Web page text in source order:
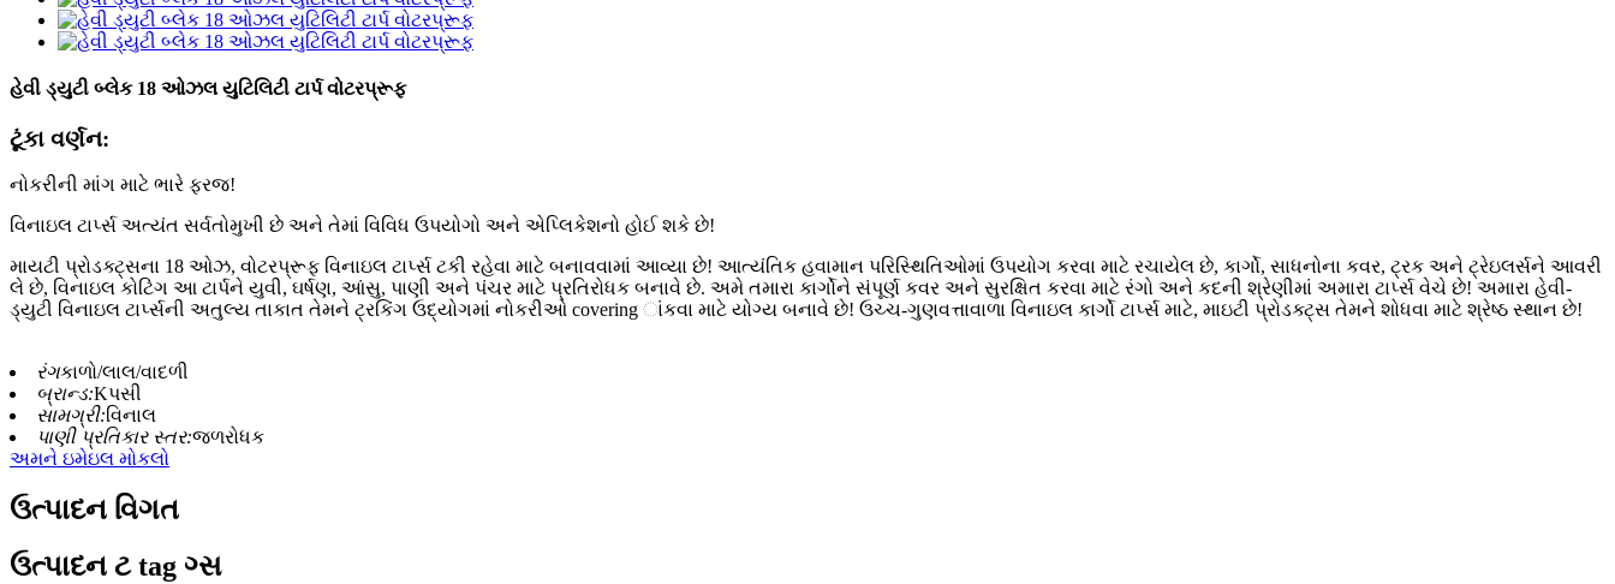
હેવી ડ્યુટી બ્લેક 18 ઓઝલ યુટિલિટી ટાર્પ વોટરપ્રૂફ
ટૂંકા વર્ણન:
નોકરીની માંગ માટે ભારે ફરજ!
વિનાઇલ ટાર્પ્સ અત્યંત સર્વતોમુખી છે અને તેમાં વિવિધ ઉપયોગો અને એપ્લિકેશનો હોઈ શકે છે!
માયટી પ્રોડક્ટ્સના 18 ઓઝ, વોટરપ્રૂફ વિનાઇલ ટાર્પ્સ ટકી રહેવા માટે બનાવવામાં આવ્યા છે! આત્યંતિક હવામાન પરિસ્થિતિઓમાં ઉપયોગ કરવા માટે રચાયેલ છે, કાર્ગો, સાધનોના કવર, ટ્રક અને ટ્રેઇલર્સને આવરી
લે છે, વિનાઇલ કોટિંગ આ ટાર્પને યુવી, ઘર્ષણ, આંસુ, પાણી અને પંચર માટે પ્રતિરોધક બનાવે છે. અમે તમારા કાર્ગોને સંપૂર્ણ કવર અને સુરક્ષિત કરવા માટે રંગો અને કદની શ્રેણીમાં અમારા ટાર્પ્સ વેચે છે! અમારા હેવી-
ડ્યુટી વિનાઇલ ટાર્પ્સની અતુલ્ય તાકાત તેમને ટ્રકિંગ ઉદ્યોગમાં નોકરીઓ covering ાંકવા માટે યોગ્ય બનાવે છે! ઉચ્ચ-ગુણવત્તાવાળા વિનાઇલ કાર્ગો ટાર્પ્સ માટે, માઇટી પ્રોડક્ટ્સ તેમને શોધવા માટે શ્રેષ્ઠ સ્થાન છે!
રંગકાળો/લાલ/વાદળી
બ્રાન્ડ:Kપસી
સામગ્રી:વિનાલ
પાણી પ્રતિકાર સ્તર:જળરોધક
અમને ઇમેઇલ મોકલો
ઉત્પાદન વિગત
ઉત્પાદન ટ tag ગ્સ